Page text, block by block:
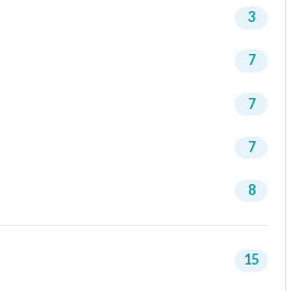
3
7
7
7
8
15